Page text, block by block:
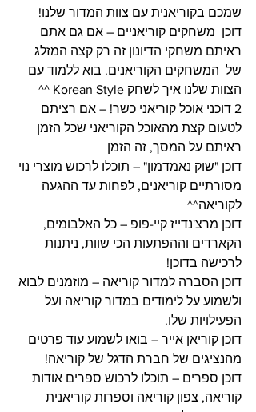
שמכם בקוריאנית עם צוות המדור שלנו!
דוכן  משחקים קוריאניים – אם גם אתם
ראיתם משחקי הדיונון זה רק קצה המזלג
של  המשחקים הקוריאנים. בוא ללמוד עם
הצוות שלנו איך לשחק Korean Style ^^
2 דוכני אוכל קוריאני כשר! – אם רציתם
לטעום קצת מהאוכל הקוריאני שכל הזמן
ראיתם על המסך, זה הזמן
דוכן "שוק נאמדמון" – תוכלו לרכוש מוצרי נוי
מסורתיים קוריאנים, לפחות עד ההגעה
לקוריאה^^
דוכן מרצ'נדייז קיי-פופ – כל האלבומים,
הקארדים וההפתעות הכי שוות, ניתנות
לרכישה בדוכן!
דוכן הסברה למדור קוריאה – מוזמנים לבוא
ולשמוע על לימודים במדור קוריאה ועל
הפעילויות שלו.
דוכן קוריאן אייר – בואו לשמוע עוד פרטים
מהנציגים של חברת הדגל של קוריאה!
דוכן ספרים – תוכלו לרכוש ספרים אודות
קוריאה, צפון קוריאה וספרות קוריאנית